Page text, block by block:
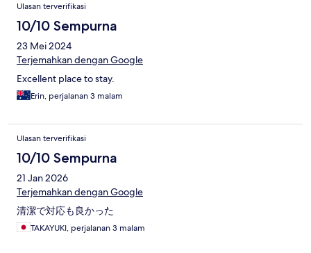
Ulasan terverifikasi
10/10 Sempurna
23 Mei 2024
Terjemahkan dengan Google
Excellent place to stay.
Erin, perjalanan 3 malam
Ulasan terverifikasi
10/10 Sempurna
21 Jan 2026
Terjemahkan dengan Google
清潔で対応も良かった
TAKAYUKI, perjalanan 3 malam